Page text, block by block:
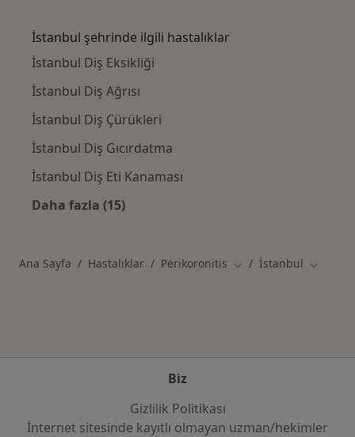
İstanbul şehrinde ilgili hastalıklar
İstanbul Diş Eksikliği
İstanbul Diş Ağrısı
İstanbul Diş Çürükleri
İstanbul Diş Gıcırdatma
İstanbul Diş Eti Kanaması
Daha fazla (15)
Ana Sayfa Hastalıklar Perikoronitis Şehir değiştir
İstanbul Şehir
Biz
Gizlilik Politikası
İnternet sitesinde kayıtlı olmayan uzman/hekimler